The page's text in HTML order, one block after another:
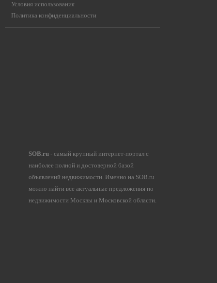
Условия использования
Политика конфиденциальности
SOB.ru- самый крупный интернет-портал с
наиболее полной и достоверной базой
объявлений недвижимости. Именно на SOB.ru
можно найти все актуальные предложения по
недвижимости Москвы и Московской области.